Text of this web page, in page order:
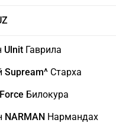
Ulnit Гаврила
Supream^ Старха
Force Билокура
NARMAN Нармандах